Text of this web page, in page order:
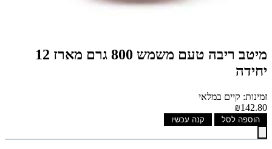
מיטב ריבה טעם משמש 800 גרם מארז 12
יחידה
זמינות: קיים במלאי
₪142.80
הוספה לסל קנה עכשיו